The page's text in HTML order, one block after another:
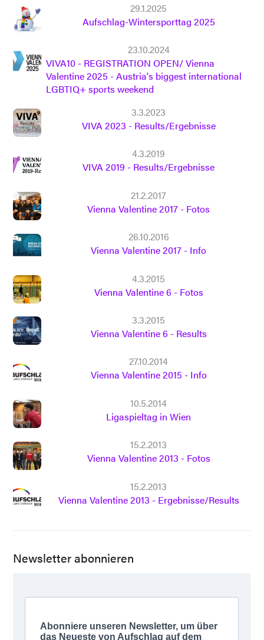
Aufschlag-Wintersporttag 2025
29.1.2025
VIVA10 - REGISTRATION OPEN/ Vienna
Valentine 2025 - Austria's biggest international
LGBTIQ+ sports weekend
23.10.2024
VIVA 2023 - Results/Ergebnisse
3.3.2023
VIVA 2019 - Results/Ergebnisse
4.3.2019
Vienna Valentine 2017 - Fotos
21.2.2017
Vienna Valentine 2017 - Info
26.10.2016
Vienna Valentine 6 - Fotos
4.3.2015
Vienna Valentine 6 - Results
3.3.2015
Vienna Valentine 2015 - Info
27.10.2014
Ligaspieltag in Wien
10.5.2014
Vienna Valentine 2013 - Fotos
15.2.2013
Vienna Valentine 2013 - Ergebnisse/Results
15.2.2013
Newsletter abonnieren